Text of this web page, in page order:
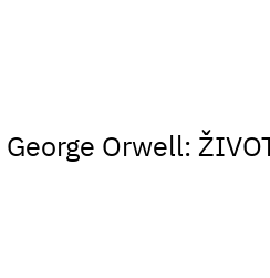
George Orwell: